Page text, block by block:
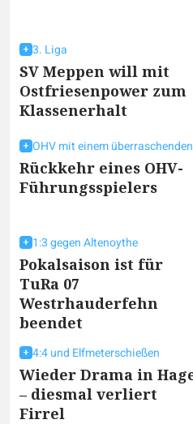
3. Liga
SV Meppen will mit
Ostfriesenpower zum
Klassenerhalt
Rückkehr eines OHV-
Führungsspielers
1:3 gegen Altenoythe
Pokalsaison ist für
TuRa 07
Westrhauderfehn
beendet
4:4 und Elfmeterschießen
Wieder Drama in
– diesmal verliert
Firrel